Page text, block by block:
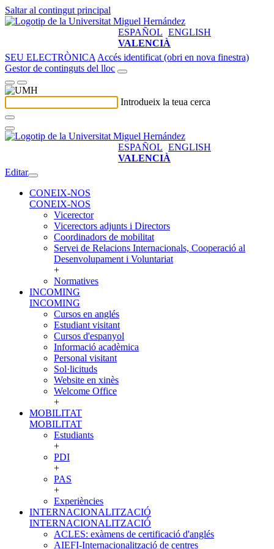
Saltar al contingut principal
ESPAÑOL ENGLISH
VALENCIÀ
SEU ELECTRÒNICA Accés identificat (obri en nova finestra)
Gestor de continguts del lloc
Introdueix la teua cerca
ESPAÑOL ENGLISH
VALENCIÀ
Editar
CONEIX-NOS
CONEIX-NOS
Vicerector
Vicerectors adjunts i Directors
Coordinadors de mobilitat
Servei de Relacions Internacionals, Cooperació al
Desenvolupament i Voluntariat
+
Normatives
INCOMING
INCOMING
Cursos en anglés
Estudiant visitant
Cursos d'espanyol
Informació acadèmica
Personal visitant
Sol·licituds
Website en xinès
Welcome Office
+
MOBILITAT
MOBILITAT
Estudiants
+
PDI
+
PAS
+
Experiències
INTERNACIONALITZACIÓ
INTERNACIONALITZACIÓ
ACLES: exàmens de certificació d'anglés
AIEFI-Internacionalització de centres